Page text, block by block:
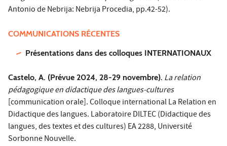
Antonio de Nebrija: Nebrija Procedia, pp.42-52).
COMMUNICATIONS RÉCENTES
Présentations dans des colloques INTERNATIONAUX
Castelo, A. (Prévue 2024, 28-29 novembre). La relation
pédagogique en didactique des langues-cultures
[communication orale]. Colloque international La Relation en
Didactique des langues. Laboratoire DILTEC (Didactique des
langues, des textes et des cultures) EA 2288, Université
Sorbonne Nouvelle.